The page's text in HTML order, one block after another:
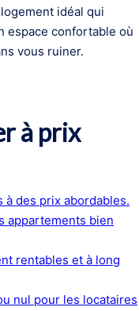
idéal qui
espace confortable où
vous ruiner.
à prix
des prix abordables.
appartements bien
rentables et à long
nul pour les locataires